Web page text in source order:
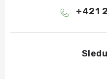
+421